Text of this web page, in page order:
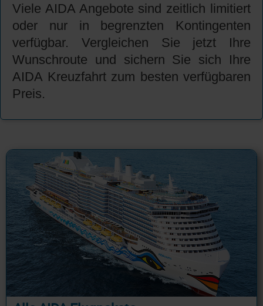
Viele AIDA Angebote sind zeitlich limitiert
oder nur in begrenzten Kontingenten
verfügbar. Vergleichen Sie jetzt Ihre
Wunschroute und sichern Sie sich Ihre
AIDA Kreuzfahrt zum besten verfügbaren
Preis.